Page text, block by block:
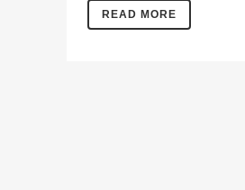
READ MORE